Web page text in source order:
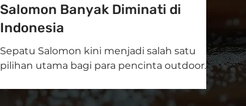
Salomon Banyak Diminati di
Indonesia
Sepatu Salomon kini menjadi salah satu
pilihan utama bagi para pencinta outdoor
asal Prancis...